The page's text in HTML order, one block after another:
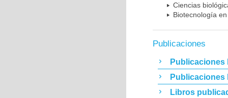
Ciencias
Biotecnología
Publicaciones
Publicaciones
Publicaciones
Libros